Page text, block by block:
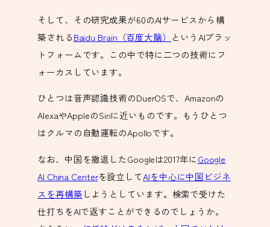
そして、その研究成果が60のAIサービスから構
築されるBaidu Brain（百度大脑）
というAIプラッ
トフォームです。この中で特に二つの技術にフ
ォーカスしています。
ひとつは音声認識技術のDuerOSで、Amazonの
AlexaやAppleのSiriに近いものです。もうひとつ
はクルマの自動運転のApolloです。
なお、中国を撤退したGoogleは2017年にGoogle
AI China Centerを設立してAIを中心に中国ビジネ
スを再構築 しようとしています。検索で受けた
仕打ちをAIで返すことができるのでしょうか。